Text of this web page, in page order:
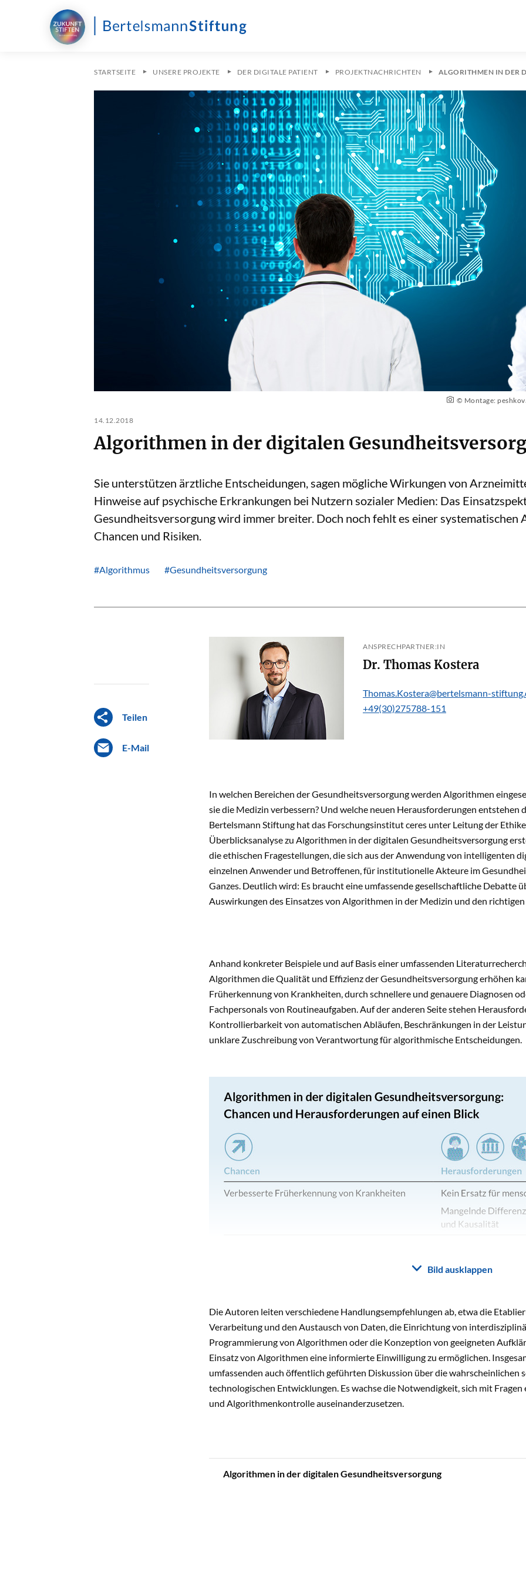
STARTSEITE UNSERE PROJEKTE DER DIGITALE PATIENT PROJEKTNACHRICHTEN ALGORITHMEN IN DER
© Montage:
14.12.2018
Algorithmen in der digitalen
Sie unterstützen ärztliche Entscheidungen, sagen mögliche Wirkungen von
Hinweise auf psychische Erkrankungen bei Nutzern sozialer Medien: Das
Gesundheitsversorgung wird immer breiter. Doch noch fehlt es einer systematischen
Chancen und Risiken.
#Algorithmus #Gesundheitsversorgung
Teilen
E-Mail
ANSPRECHPARTNER:IN
Dr. Thomas Kostera
Thomas.Kostera@bertelsmann-
+49(30)275788-151
In welchen Bereichen der Gesundheitsversorgung werden Algorithmen
sie die Medizin verbessern? Und welche neuen Herausforderungen entstehen
Bertelsmann Stiftung hat das Forschungsinstitut ceres unter Leitung der
Überblicksanalyse zu Algorithmen in der digitalen Gesundheitsversorgung
die ethischen Fragestellungen, die sich aus der Anwendung von intelligenten
einzelnen Anwender und Betroffenen, für institutionelle Akteure im
Ganzes. Deutlich wird: Es braucht eine umfassende gesellschaftliche Debatte
Auswirkungen des Einsatzes von Algorithmen in der Medizin und den
Anhand konkreter Beispiele und auf Basis einer umfassenden
Algorithmen die Qualität und Effizienz der Gesundheitsversorgung erhöhen
Früherkennung von Krankheiten, durch schnellere und genauere Diagnosen
Fachpersonals von Routineaufgaben. Auf der anderen Seite stehen
Kontrollierbarkeit von automatischen Abläufen, Beschränkungen in der
unklare Zuschreibung von Verantwortung für algorithmische Entscheidungen.
Bild ausklappen
Die Autoren leiten verschiedene Handlungsempfehlungen ab, etwa die
Verarbeitung und den Austausch von Daten, die Einrichtung von
Programmierung von Algorithmen oder die Konzeption von geeigneten
Einsatz von Algorithmen eine informierte Einwilligung zu ermöglichen.
umfassenden auch öffentlich geführten Diskussion über die wahrscheinlichen
technologischen Entwicklungen. Es wachse die Notwendigkeit, sich mit
und Algorithmenkontrolle auseinanderzusetzen.
Algorithmen in der digitalen Gesundheitsversorgung